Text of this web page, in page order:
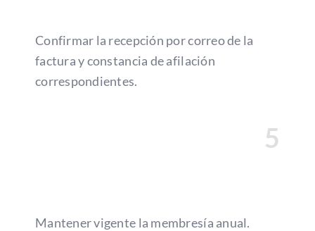
Confirmar la recepción por correo de la
factura y constancia de afilación
correspondientes.
5
Mantener vigente la membresía anual.